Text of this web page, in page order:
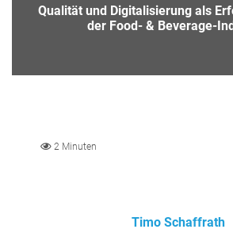
Qualität und Digitalisierung als
der Food- & Beverage-
2 Minuten
Timo Schaffrath